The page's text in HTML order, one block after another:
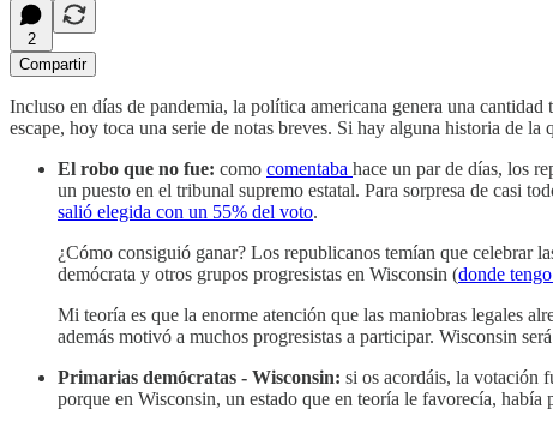
2
Compartir
Incluso en días de pandemia, la política americana genera una
escape, hoy toca una serie de notas breves. Si hay alguna historia de
El robo que no fue: como comentaba hace un par de días, los
un puesto en el tribunal supremo estatal. Para sorpresa de casi
salió elegida con un 55% del voto.
¿Cómo consiguió ganar? Los republicanos temían que celebrar
demócrata y otros grupos progresistas en Wisconsin (donde
Mi teoría es que la enorme atención que las maniobras legales
además motivó a muchos progresistas a participar. Wisconsin
Primarias demócratas - Wisconsin: si os acordáis, la votación
porque en Wisconsin, un estado que en teoría le favorecía, había